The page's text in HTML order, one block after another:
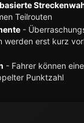
Teilrouten
-
werden erst kurz
- Fahrer können
Punktzahl